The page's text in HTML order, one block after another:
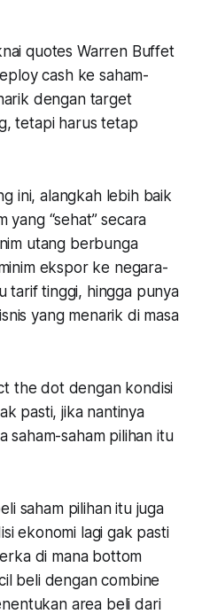
quotes Warren Buffet
cash ke saham-
dengan target
tetapi harus tetap
ini, alangkah lebih baik
yang “sehat” secara
utang berbunga
ekspor ke negara-
tarif tinggi, hingga punya
yang menarik di masa
the dot dengan kondisi
pasti, jika nantinya
saham-saham pilihan itu
saham pilihan itu juga
ekonomi lagi gak pasti
di mana bottom
beli dengan combine
area beli dari